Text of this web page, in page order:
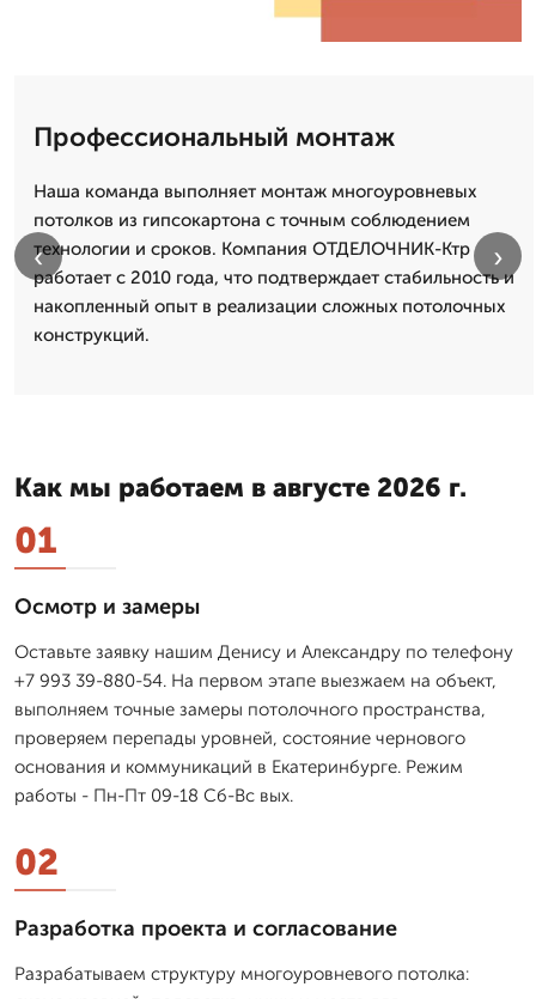
Профессиональный монтаж
Наша команда выполняет монтаж многоуровневых
потолков из гипсокартона с точным соблюдением
технологии и сроков. Компания ОТДЕЛОЧНИК-Ктр
работает с 2010 года, что подтверждает стабильность и
накопленный опыт в реализации сложных потолочных
конструкций.
‹ ›
Как мы работаем в августе 2026 г.
01
Осмотр и замеры
Оставьте заявку нашим Денису и Александру по телефону
+7 993 39-880-54. На первом этапе выезжаем на объект,
выполняем точные замеры потолочного пространства,
проверяем перепады уровней, состояние чернового
основания и коммуникаций в Екатеринбурге. Режим
работы - Пн-Пт 09-18 Сб-Вс вых.
02
Разработка проекта и согласование
Разрабатываем структуру многоуровневого потолка: